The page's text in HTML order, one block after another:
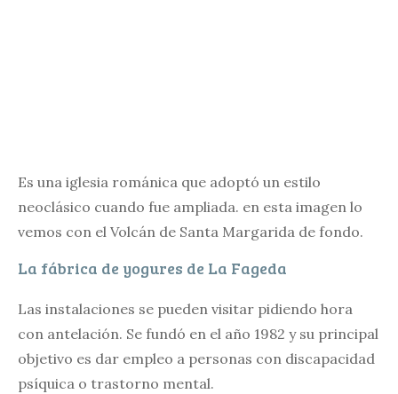
Es una iglesia románica que adoptó un estilo
neoclásico cuando fue ampliada. en esta imagen lo
vemos con el Volcán de Santa Margarida de fondo.
La fábrica de yogures de La Fageda
Las instalaciones se pueden visitar pidiendo hora
con antelación. Se fundó en el año 1982 y su principal
objetivo es dar empleo a personas con discapacidad
psíquica o trastorno mental.